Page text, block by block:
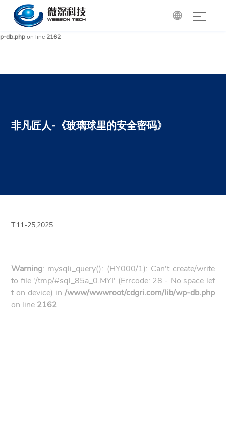
Warning: mysqli_query(): (HY000/1): Can't create/write to file '/tmp/#sql_85a_0.MYI'
(Errcode: 28 - No space left on device) in
p-db.phpon line 2162

非凡匠人-《玻璃球里的安全密码》
T.11-25,2025
Warning: mysqli_query(): (HY000/1): Can't create/write
to file '/tmp/#sql_85a_0.MYI' (Errcode: 28 - No space lef
t on device) in /www/wwwroot/cdgri.com/lib/wp-db.php
on line 2162